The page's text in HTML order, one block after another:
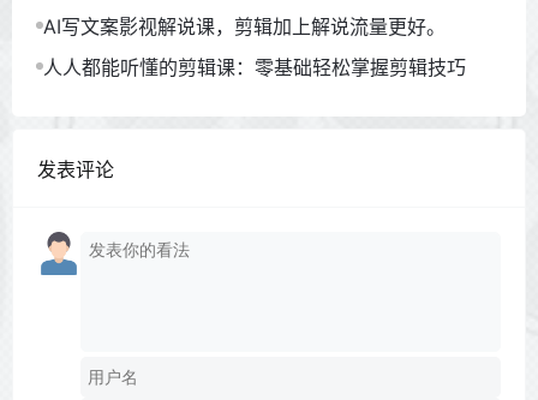
AI写文案影视解说课，剪辑加上解说流量更好。
人人都能听懂的剪辑课：零基础轻松掌握剪辑技巧
发表评论